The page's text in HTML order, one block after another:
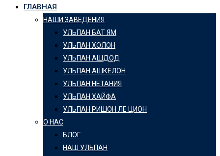
ГЛАВНАЯ
НАШИ ЗАВЕДЕНИЯ
УЛЬПАН БАТ ЯМ
УЛЬПАН ХОЛОН
УЛЬПАН АШДОД
УЛЬПАН АШКЕЛОН
УЛЬПАН НЕТАНИЯ
УЛЬПАН ХАЙФА
УЛЬПАН РИШОН ЛЕ ЦИОН
О НАС
БЛОГ
НАШ УЛЬПАН